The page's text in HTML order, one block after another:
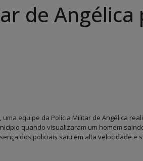
de
uma equipe da Polícia Militar de Angélica
quando visualizaram um homem
dos policiais saiu em alta velocidade e